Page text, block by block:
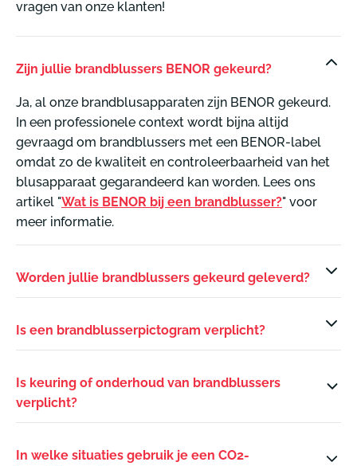
vragen van onze klanten!
Zijn jullie brandblussers BENOR gekeurd?
Ja, al onze brandblusapparaten zijn BENOR gekeurd.
In een professionele context wordt bijna altijd
gevraagd om brandblussers met een BENOR-label
omdat zo de kwaliteit en controleerbaarheid van het
blusapparaat gegarandeerd kan worden. Lees ons
artikel "Wat is BENOR bij een brandblusser?" voor
meer informatie.
Worden jullie brandblussers gekeurd geleverd?
Is een brandblusserpictogram verplicht?
Is keuring of onderhoud van brandblussers
verplicht?
In welke situaties gebruik je een CO2-